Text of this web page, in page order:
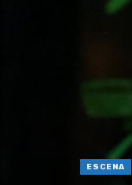
ESCENA